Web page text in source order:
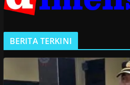
BERITA TERKINI